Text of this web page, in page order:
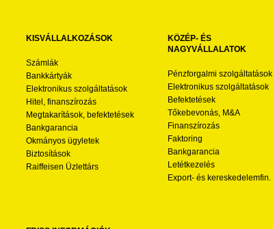
KISVÁLLALKOZÁSOK
Számlák
Bankkártyák
Elektronikus szolgáltatások
Hitel, finanszírozás
Megtakarítások, befektetések
Bankgarancia
Okmányos ügyletek
Biztosítások
Raiffeisen Üzlettárs
KÖZÉP- ÉS
NAGYVÁLLALATOK
Pénzforgalmi szolgáltatások
Elektronikus szolgáltatások
Befektetések
Tőkebevonás, M&A
Finanszírozás
Faktoring
Bankgarancia
Letétkezelés
Export- és kereskedelemfin.